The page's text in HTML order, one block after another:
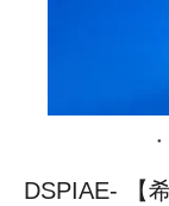
DSPIAE- 【